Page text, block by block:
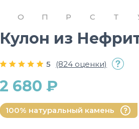
О П Р С Т
Кулон из
5 (824 оценки)
2 680 ₽
100% натуральный камень